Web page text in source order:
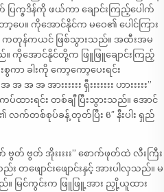
က္ခဒိန်ကို ဖယ်ကာ ချောင်းကြည့်ပေါက်
ာ့ပေ။ ကိုအောင်နိုင်က မဝေ၏ ပေါင်ကြား
ေး ကတုန်ကယင် ဖြစ်သွားသည်။ အထီးအမ
ကိုအောင်နိုင်တို့က ဖြူဖြူချောင်းကြည့်
ာ ခါးကို ကော့ကော့ပေးရင်း
ားးးးးး ရှီးးးးးးး ဟားးးးး”
းရင်း တစ်ချီ ပြီးသွားသည်။ အောင်
က်တစ်စုပ်ခန့် တုတ်ပြီး 6″ နီးပါး ရှည်
ဗွတ် ဗွတ် အိုးးးးး” စောက်ဖုတ်ထဲ လီးကြီး
ျောင်းဖျောင်းနှင့် အားပါလှသည်။ မ
မြင်ကွင်းက ဖြူဖြူ့အား ညှို့ယူထား